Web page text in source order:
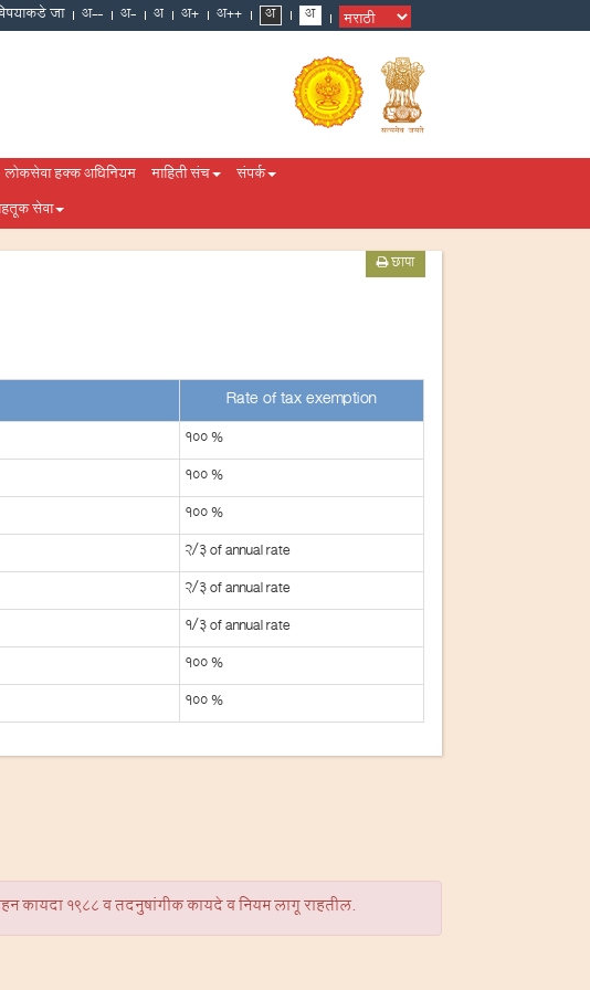
जा
लोकसेवा हक्क अधिनियम माहिती संच
संपर्क
सेवा
छापा
Rate of tax exemption
100 %
100 %
100 %
2/3 of annual rate
2/3 of annual rate
1/3 of annual rate
100 %
100 %
कायदा 1988 व तदनुषांगीक कायदे व नियम लागू राहतील.